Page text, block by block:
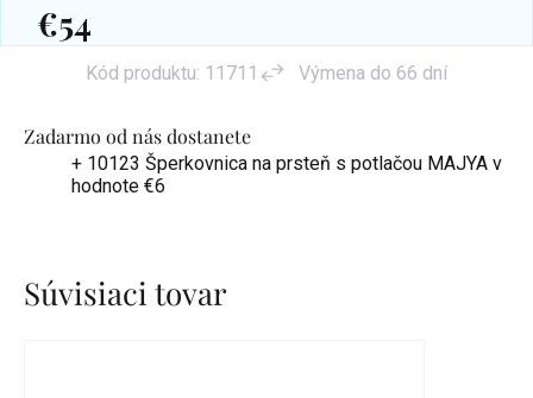
Zadarmo od nás dostanete
+ 10123 Šperkovnica na prsteň s potlačou MAJYA v
hodnote €6
€54
Kód produktu: 11711 Výmena do 66 dní
Súvisiaci tovar